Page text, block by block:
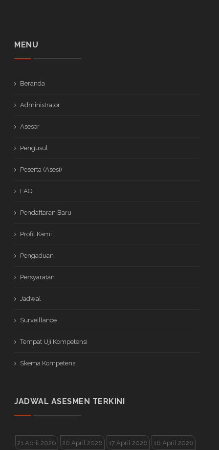
MENU
Beranda
Administrator
Asesor
Pengusul
Peserta (Asesi)
FAQ
Pendaftaran Baru
Profil Kami
Pengaduan
Persyaratan
Jadwal
Surveillance
Tempat Uji Kompetensi
Skema Kompetensi
JADWAL ASESMEN TERKINI
21 April 2026 20 April 2026 17 April 2026 16 April 2026